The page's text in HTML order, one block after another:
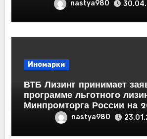
nastya980
Иномарки
ВТБ Лизинг принимает
программе льготного
Минпромторга России на
nastya980